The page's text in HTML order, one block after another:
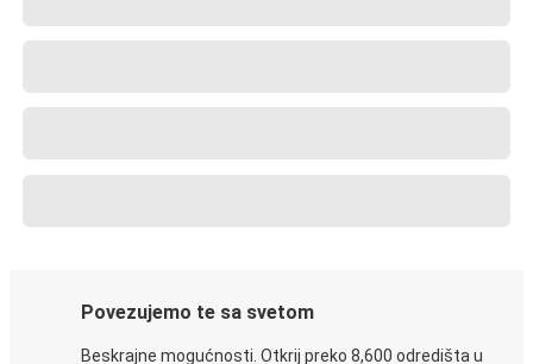
Povezujemo te sa svetom
Beskrajne mogućnosti. Otkrij preko 8,600 odredišta u